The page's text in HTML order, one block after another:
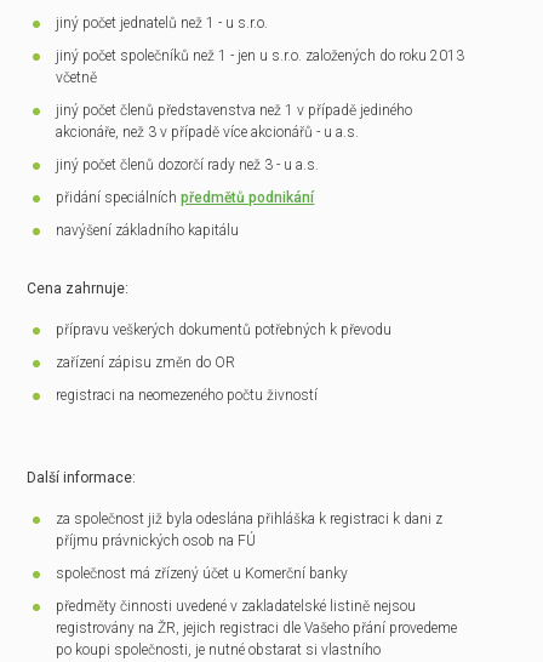
jiný počet jednatelů než 1 - u s.r.o.
jiný počet společníků než 1 - jen u s.r.o. založených do roku 2013
včetně
jiný počet členů představenstva než 1 v případě jediného
akcionáře, než 3 v případě více akcionářů - u a.s.
jiný počet členů dozorčí rady než 3 - u a.s.
přidání speciálníchpředmětů podnikání
navýšení základního kapitálu
Cena zahrnuje:
přípravu veškerých dokumentů potřebných k převodu
zařízení zápisu změn do OR
registraci na neomezeného počtu živností
Další informace:
za společnost již byla odeslána přihláška k registraci k dani z
příjmu právnických osob na FÚ
společnost má zřízený účet u Komerční banky
předměty činnosti uvedené v zakladatelské listině nejsou
registrovány na ŽR, jejich registraci dle Vašeho přání provedeme
po koupi společnosti, je nutné obstarat si vlastního